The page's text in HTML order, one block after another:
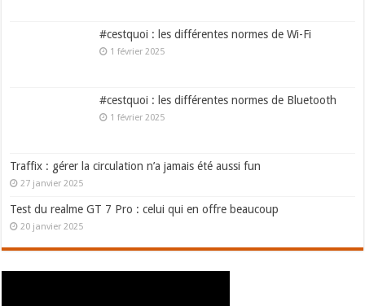
#cestquoi : les différentes normes de Wi-Fi
1 février 2025
#cestquoi : les différentes normes de Bluetooth
1 février 2025
Traffix : gérer la circulation n’a jamais été aussi fun
27 janvier 2025
Test du realme GT 7 Pro : celui qui en offre beaucoup
20 janvier 2025